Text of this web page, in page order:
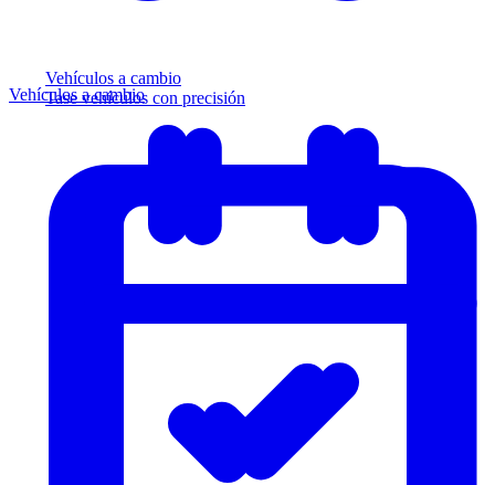
Vehículos a cambio
Tase vehículos con precisión
Vehículos a cambio